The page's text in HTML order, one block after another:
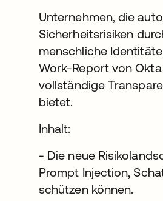
Unternehmen, die
Sicherheitsrisiken
menschliche
Work-Report von
vollständige
bietet.
Inhalt:
- Die neue
Prompt Injection,
schützen können.